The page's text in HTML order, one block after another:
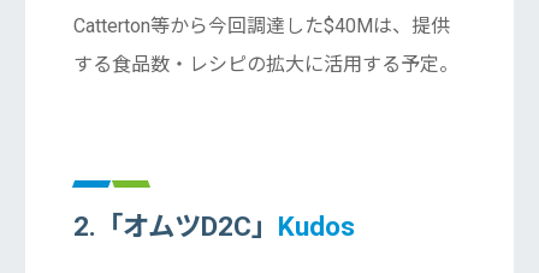
Catterton等から今回調達した$40Mは、提供
する食品数・レシピの拡大に活用する予定。
2.「オムツD2C」 Kudos